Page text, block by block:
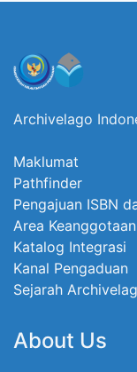
Archivelago
Maklumat
Pathfinder
Pengajuan ISBN
Area Keanggotaan
Katalog Integrasi
Kanal Pengaduan
Sejarah
About Us